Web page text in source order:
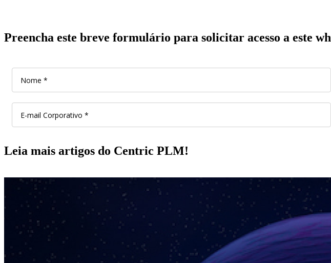
Preencha este breve formulário para solicitar acesso a este
Leia mais artigos do Centric PLM!